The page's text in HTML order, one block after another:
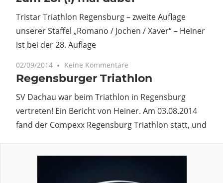
Tristar Triathlon Regensburg – zweite Auflage
unserer Staffel „Romano / Jochen / Xaver“ – Heiner
ist bei der 28. Auflage
02/09/2014 Keine Kommentare
Regensburger Triathlon
SV Dachau war beim Triathlon in Regensburg
vertreten! Ein Bericht von Heiner. Am 03.08.2014
fand der Compexx Regensburg Triathlon statt, und